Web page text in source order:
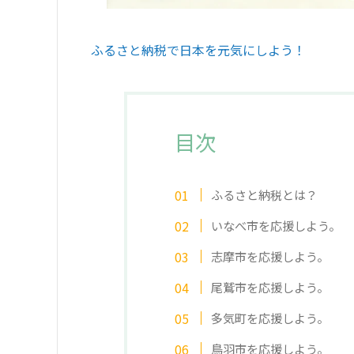
ふるさと納税で日本を元気にしよう！
目次
ふるさと納税とは？
いなべ市を応援しよう。
志摩市を応援しよう。
尾鷲市を応援しよう。
多気町を応援しよう。
鳥羽市を応援しよう。